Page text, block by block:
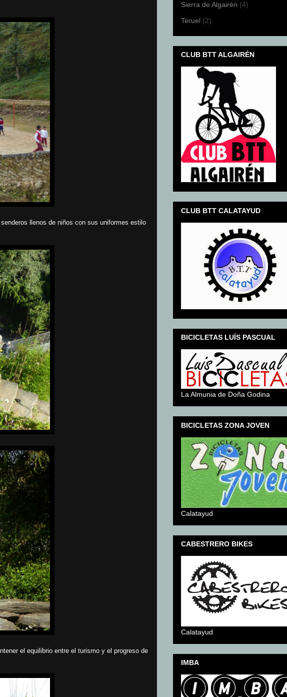
llenos de niños con sus uniformes estilo
el equilibrio entre el turismo y el progreso de
Sierra de Algairén (4)
Teruel (2)
CLUB BTT ALGAIRÉN
CLUB BTT CALATAYUD
BICICLETAS LUÍS PASCUAL
La Almunia de Doña Godina
BICICLETAS ZONA JOVEN
Calatayud
CABESTRERO BIKES
Calatayud
IMBA